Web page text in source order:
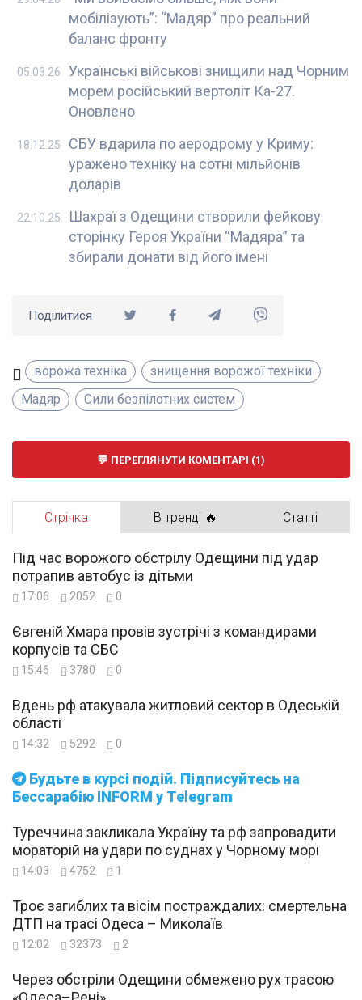
мобілізують”: “Мадяр” про реальний
баланс фронту
Українські військові знищили над Чорним
морем російський вертоліт Ка-27.
Оновлено
05.03.26
СБУ вдарила по аеродрому у Криму:
уражено техніку на сотні мільйонів
доларів
18.12.25
Шахраї з Одещини створили фейкову
сторінку Героя України “Мадяра” та
збирали донати від його імені
22.10.25
Поділитися
ворожа техніка
знищення ворожої техніки
Мадяр
Сили безпілотних систем
ПЕРЕГЛЯНУТИ КОМЕНТАРІ (1)
Стрічка В тренді 🔥 Статті
Будьте в курсі подій. Підписуйтесь на
Бессарабію INFORM у Telegram
Під час ворожого обстрілу Одещини під удар
потрапив автобус із дітьми
17:06 2052 0
Євгеній Хмара провів зустрічі з командирами
корпусів та СБС
15:46 3780 0
Вдень рф атакувала житловий сектор в Одеській
області
14:32 5292 0
Туреччина закликала Україну та рф запровадити
мораторій на удари по суднах у Чорному морі
14:03 4752 1
Троє загиблих та вісім постраждалих: смертельна
ДТП на трасі Одеса – Миколаїв
12:02 32373 2
Через обстріли Одещини обмежено рух трасою